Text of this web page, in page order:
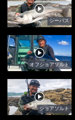
シーバス
オフショアソルト
ショアソルト